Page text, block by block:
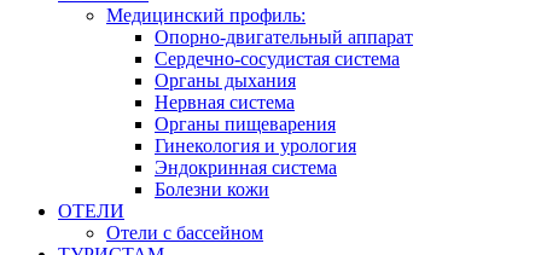
Медицинский профиль:
Опорно-двигательный аппарат
Сердечно-сосудистая система
Органы дыхания
Нервная система
Органы пищеварения
Гинекология и урология
Эндокринная система
Болезни кожи
ОТЕЛИ
Отели с бассейном